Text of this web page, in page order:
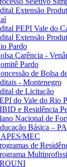
Extensão
PEPI Vale do
Extensão
Pardo
Carência -
Pardo
de Bolsa
- Montenegro
de Licitação
do Vale do Rio
e Residência
Nacional de
Básica –
MEC
de